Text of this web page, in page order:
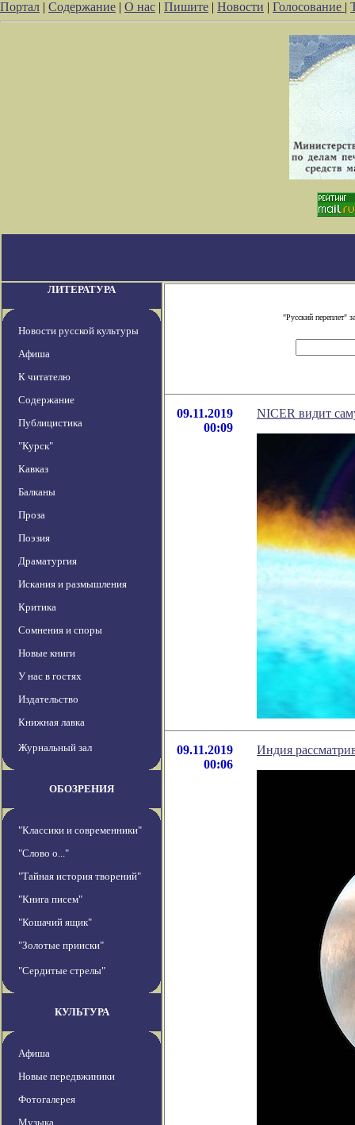
Портал | Содержание | О нас | Пишите | Новости | Голосование |
ЛИТЕРАТУРА
Новости русской культуры
Афиша
К читателю
Содержание
Публицистика
"Курск"
Кавказ
Балканы
Проза
Поэзия
Драматургия
Искания и размышления
Критика
Сомнения и споры
Новые книги
У нас в гостях
Издательство
Книжная лавка
Журнальный зал
ОБОЗРЕНИЯ
"Классики и современники"
"Слово о..."
"Тайная история творений"
"Книга писем"
"Кошачий ящик"
"Золотые прииски"
"Сердитые стрелы"
КУЛЬТУРА
Афиша
Новые передвжиники
Фотогалерея
Музыка
"Русский переплет"
09.11.2019
00:09
NICER видит
09.11.2019
00:06
Индия